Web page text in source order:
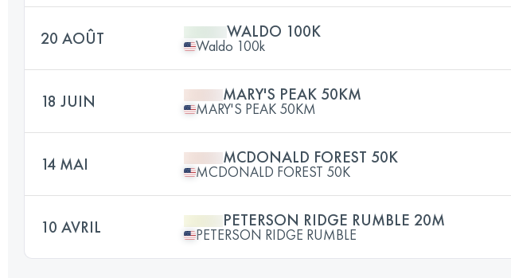
20 AOÛT WALDO 100K
Waldo 100k
18 JUIN MARY'S PEAK 50KM
MARY'S PEAK 50KM
14 MAI MCDONALD FOREST 50K
MCDONALD FOREST 50K
10 AVRIL PETERSON RIDGE RUMBLE 20M
PETERSON RIDGE RUMBLE